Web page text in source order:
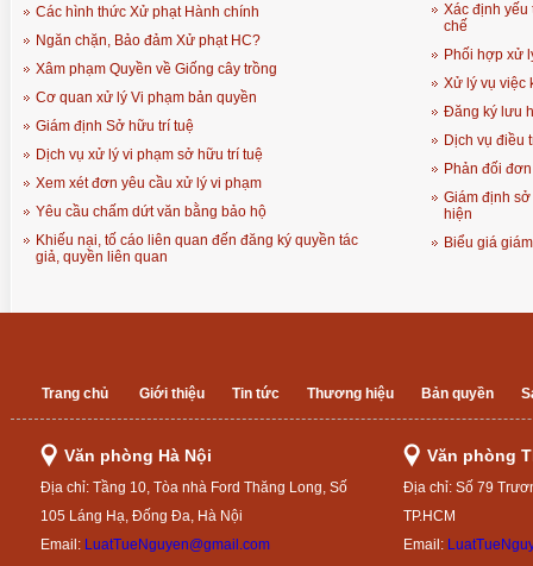
Các hình thức Xử phạt Hành chính
Ngăn chặn, Bảo đảm Xử phạt HC?
Xâm phạm Quyền về Giống cây trồng
Cơ quan xử lý Vi phạm bản quyền
Giám định Sở hữu trí tuệ
Dịch vụ xử lý vi phạm sở hữu trí tuệ
Xem xét đơn yêu cầu xử lý vi phạm
Yêu cầu chấm dứt văn bằng bảo hộ
Khiếu nại, tố cáo liên quan đến đăng ký quyền tác
giả, quyền liên quan
Xác định yếu
chế
Phối hợp xử
Xử lý vụ việc
Đăng ký lưu
Dịch vụ điều
Phản đối
Giám định
hiện
Biểu giá
Trang chủ Giới thiệu Tin tức Thương hiệu Bản quyền
Văn phòng Hà Nội
Địa chỉ: Tầng 10, Tòa nhà Ford Thăng Long, Số
105 Láng Hạ, Đống Đa, Hà Nội
Email: LuatTueNguyen@gmail.com
Văn phòng
Địa chỉ: Số 79
TP.HCM
Email: